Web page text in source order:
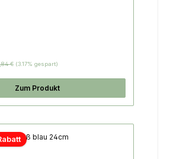
€ (3.17% gespart)
Zum Produkt